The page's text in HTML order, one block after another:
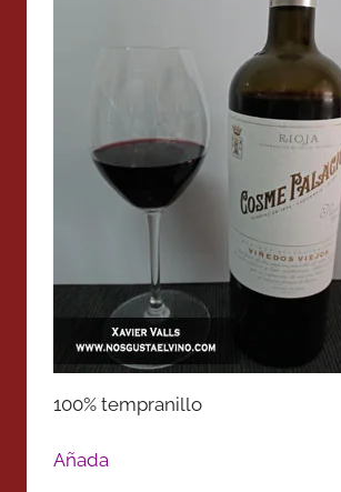
100% tempranillo
Añada